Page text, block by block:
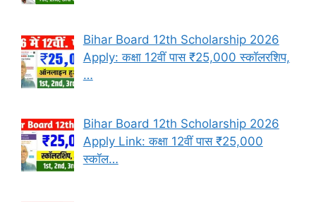
Bihar Board 12th Scholarship 2026
Apply: कक्षा 12वीं पास ₹25,000 स्कॉलरशिप,
…
Bihar Board 12th Scholarship 2026
Apply Link: कक्षा 12वीं पास ₹25,000
स्कॉल…